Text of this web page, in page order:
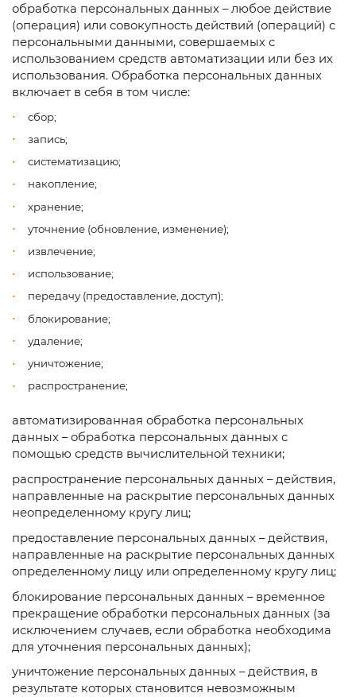
обработка персональных данных – любое действие
(операция) или совокупность действий (операций) с
персональными данными, совершаемых с
использованием средств автоматизации или без их
использования. Обработка персональных данных
включает в себя в том числе:
сбор;
запись;
систематизацию;
накопление;
хранение;
уточнение (обновление, изменение);
извлечение;
использование;
передачу (предоставление, доступ);
блокирование;
удаление;
уничтожение;
распространение;
автоматизированная обработка персональных
данных – обработка персональных данных с
помощью средств вычислительной техники;
распространение персональных данных – действия,
направленные на раскрытие персональных данных
неопределенному кругу лиц;
предоставление персональных данных – действия,
направленные на раскрытие персональных данных
определенному лицу или определенному кругу лиц;
блокирование персональных данных – временное
прекращение обработки персональных данных (за
исключением случаев, если обработка необходима
для уточнения персональных данных);
уничтожение персональных данных – действия, в
результате которых становится невозможным